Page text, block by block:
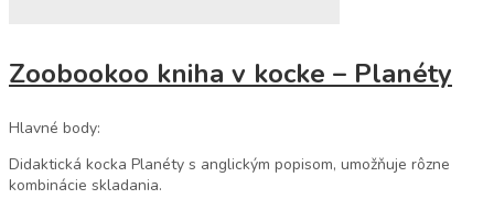
Zoobookoo kniha v kocke – Planéty
Hlavné body:
Didaktická kocka Planéty s anglickým popisom, umožňuje rôzne
kombinácie skladania.